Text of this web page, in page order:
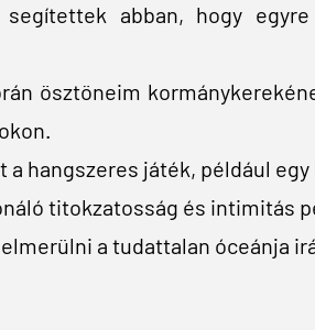
abban, hogy
ösztöneim
hangszeres játék, például
titokzatosság és intimitás
a tudattalan óceánja